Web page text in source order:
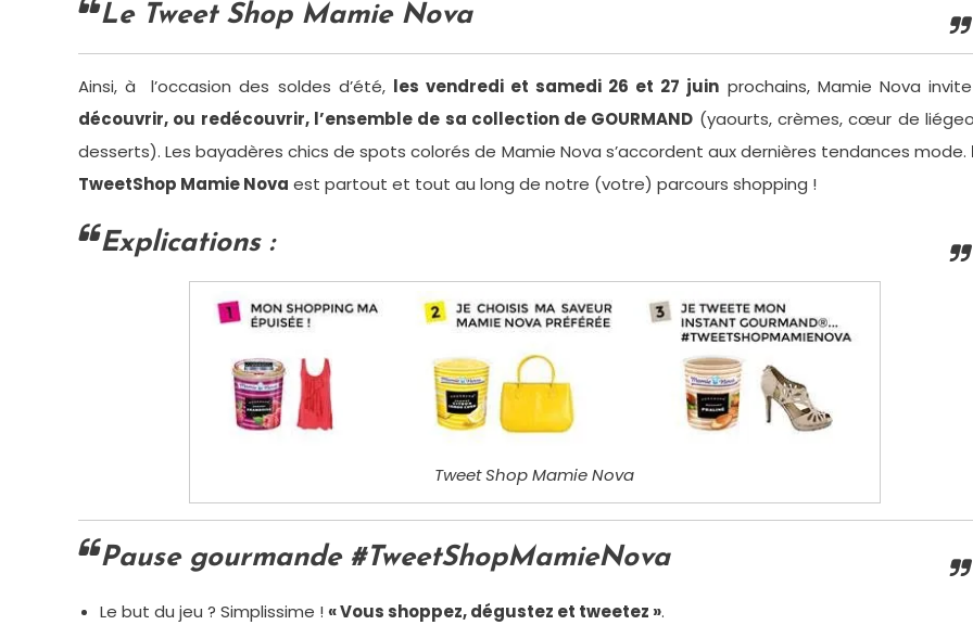
Le Tweet Shop Mamie Nova
Ainsi, à l’occasion des soldes d’été, les vendredi et samedi 26 et 27 juin prochains, Mamie Nova
découvrir, ou redécouvrir, l’ensemble de sa collection de GOURMAND (yaourts, crèmes, cœur de
desserts). Les bayadères chics de spots colorés de Mamie Nova s’accordent aux dernières tendances mode.
TweetShop Mamie Nova est partout et tout au long de notre (votre) parcours shopping !
Explications :
Tweet Shop Mamie Nova
Pause gourmande #TweetShopMamieNova
Le but du jeu ? Simplissime ! « Vous shoppez, dégustez et tweetez ».